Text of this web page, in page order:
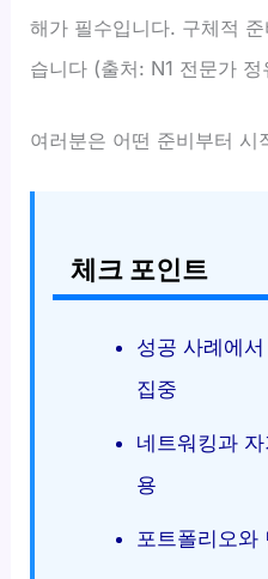
해가 필수입니다. 구체적
습니다 (출처: N1 전문가
여러분은 어떤 준비부터 시
체크 포인트
성공 사례에
집중
네트워킹과
용
포트폴리오와